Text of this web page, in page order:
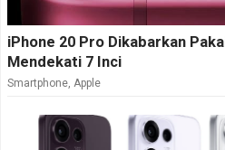
iPhone 20 Pro Dikabarkan
Mendekati 7 Inci
Smartphone, Apple